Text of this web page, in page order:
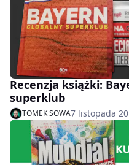
Recenzja książki:
superklub
TOMEK SOWA7 listopada